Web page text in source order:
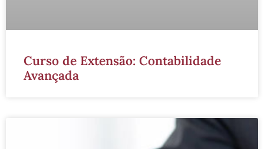
Curso de Extensão: Contabilidade
Avançada